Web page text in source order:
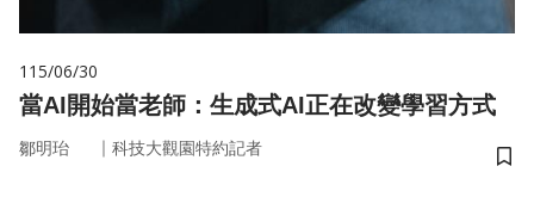
115/06/30
當AI開始當老師：生成式AI正在改變學習方式
鄒明珆 ｜ 科技大觀園特約記者
儲